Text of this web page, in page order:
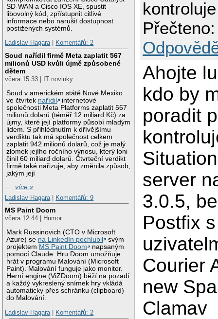
SD-WAN a Cisco IOS XE, spustit
libovolný kód, zpřístupnit citlivé
informace nebo narušit dostupnost
postižených systémů.
Ladislav Hagara| Komentářů: 2
Soud nařídil firmě Meta zaplatit 567
milionů USD kvůli újmě způsobené
dětem
včera 15:33 | IT novinky
Soud v americkém státě Nové Mexiko
ve čtvrtek nařídil
internetové
společnosti Meta Platforms zaplatit 567
milionů dolarů (téměř 12 miliard Kč) za
újmy, které její platformy působí mladým
lidem. S přihlédnutím k dřívějšímu
verdiktu tak má společnost celkem
zaplatit 942 milionů dolarů, což je malý
zlomek jejího ročního výnosu, který loni
činil 60 miliard dolarů. Čtvrteční verdikt
firmě také nařizuje, aby změnila způsob,
jakým její
…více »
Ladislav Hagara
Komentářů: 9
MS Paint Doom
včera 12:44 | Humor
Mark Russinovich (CTO v Microsoft
Azure) se na LinkedIn pochlubil
svým
projektem MS Paint Doom
napsaným
pomocí Claude. Hru Doom umožňuje
hrát v programu Malování (Microsoft
Paint). Malování funguje jako monitor.
Herní engine (ViZDoom) běží na pozadí
a každý vykreslený snímek hry vkládá
automaticky přes schránku (clipboard)
do Malování.
Ladislav Hagara
Komentářů: 2
Ahojte
kdo by
poradit
server
3.0.5,
Postfix
Courier
new
Clamav